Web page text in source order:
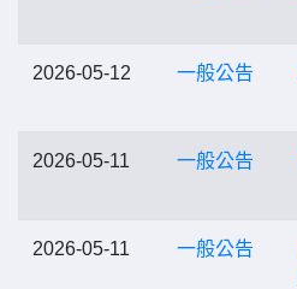
2026-05-12 一般公告
2026-05-11 一般公告
2026-05-11 一般公告